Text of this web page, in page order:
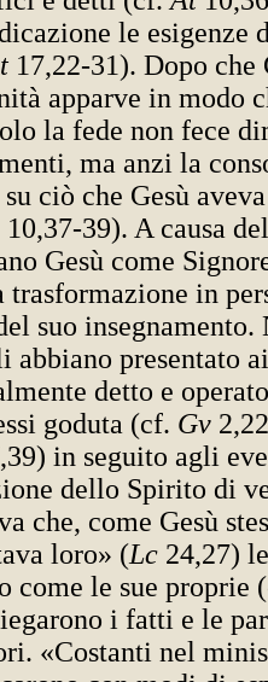
le esigenze
17,22-31). Dopo che
apparve in modo
la fede non fece
ma anzi la
ciò che Gesù
10,37-39). A causa
Gesù come
trasformazione in
suo
abbiano presentato
detto e
goduta (cf. Gv
in seguito agli
dello Spirito di
che, come Gesù
loro» (Lc 24,27)
come le sue proprie
i fatti e le
«Costanti nel